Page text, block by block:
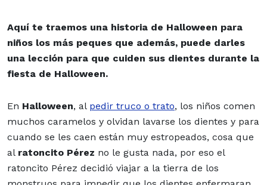
Aquí te traemos una historia de Halloween para
niños los más peques que además, puede darles
una lección para que cuiden sus dientes durante la
fiesta de Halloween.
En Halloween, al pedir truco o trato, los niños comen
muchos caramelos y olvidan lavarse los dientes y para
cuando se les caen están muy estropeados, cosa que
al ratoncito Pérez no le gusta nada, por eso el
ratoncito Pérez decidió viajar a la tierra de los